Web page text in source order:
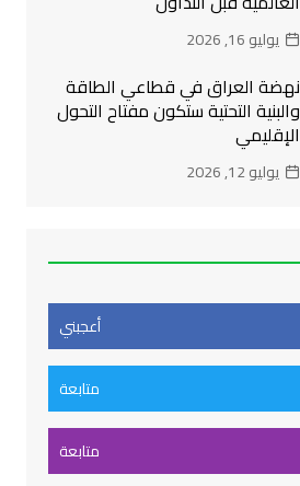
يوليو 16, 2026
نهضة العراق في قطاعي الطاقة
والبنية التحتية ستكون مفتاح التحول
الإقليمي
يوليو 12, 2026
أعجبني
متابعة
متابعة